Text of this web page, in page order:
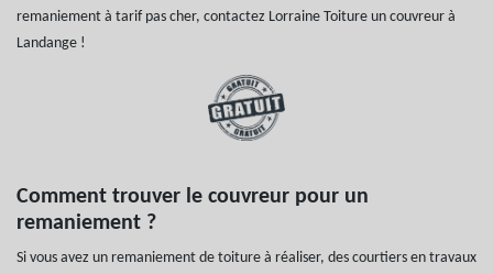
remaniement à tarif pas cher, contactez Lorraine Toiture un couvreur à
Landange !
Comment trouver le couvreur pour un
remaniement ?
Si vous avez un remaniement de toiture à réaliser, des courtiers en travaux